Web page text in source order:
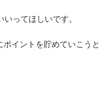
ってほしいです。
イントを貯めていこうと